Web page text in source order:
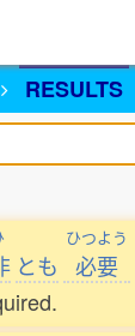
RESULTS
とも
ひつよう
必要